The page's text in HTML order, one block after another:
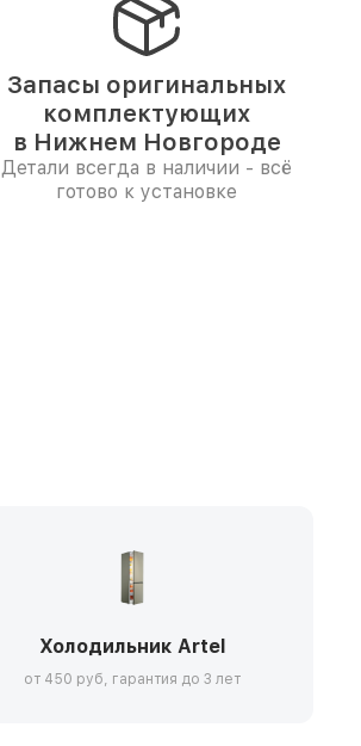
Запасы оригинальных
комплектующих
в Нижнем Новгороде
Детали всегда в наличии - всё
готово к установке
Холодильник Artel
от 450 руб, гарантия до 3 лет